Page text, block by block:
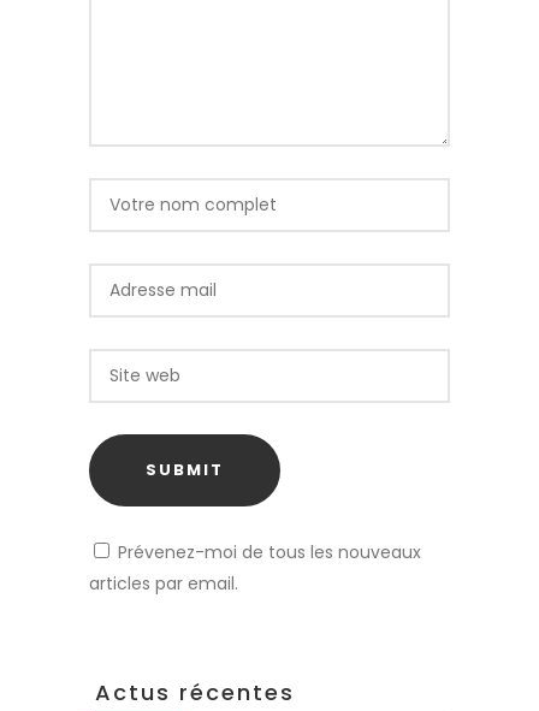
Prévenez-moi de tous les nouveaux
articles par email.
Actus récentes